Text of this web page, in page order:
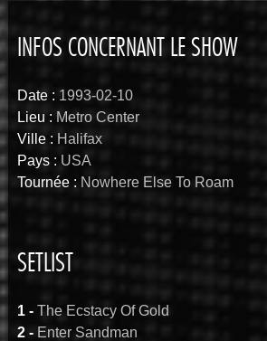
INFOS CONCERNANT LE SHOW
Date : 1993-02-10
Lieu : Metro Center
Ville : Halifax
Pays : USA
Tournée : Nowhere Else To Roam
SETLIST
1 -The Ecstacy Of Gold
2 -Enter Sandman